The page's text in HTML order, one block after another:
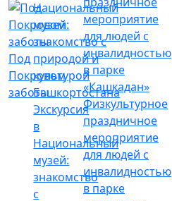
Под
Покровом
заботы
Экскурсия
в
Национальный
музей:
знакомство
с
Физкультурное
праздничное
мероприятие
для людей с
инвалидностью
в парке